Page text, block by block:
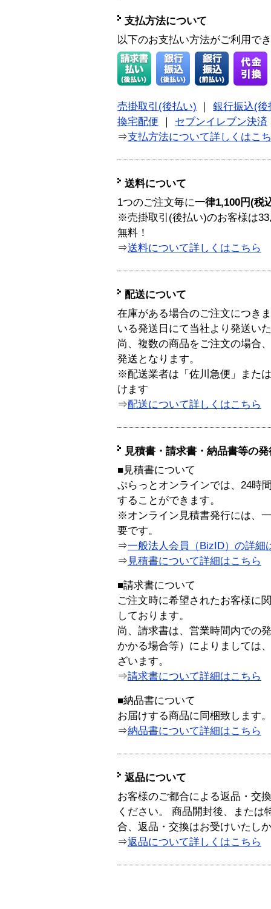
支払方法について
以下のお支払い方法がご利用で
売掛取引(後払い)
銀行振込(後
換宅配便
セブンイレブン決済
⇒支払方法について詳しくはこ
送料について
1つのご注文毎に一律1,100円(税
※売掛取引(後払い)のお客様は
無料！
⇒送料について詳しくはこちら
配送について
在庫がある場合のご注文につき
いる発送日にて当社より発送い
尚、複数の商品をご注文の場合
発送となります。
※配送業者は「佐川急便」また
けます
⇒配送について詳しくはこちら
見積書・請求書・納品書等の
■見積書について
ぷらっとオンラインでは、24時
することができます。
※オンライン見積書発行には、
要です。
⇒一般法人会員（BizID）の詳細
⇒ 見積書について詳細はこちら
■請求書について
ご注文時に希望されたお客様に
しております。
尚、請求書は、営業時間内での
かかる場合等）によりましては
ざいます。
⇒請求書について詳細はこちら
■納品書について
お届けする商品に同梱致します。
⇒納品書について詳細はこちら
返品について
お客様のご都合による返品・交
ください。 商品開封後、または
合、返品・交換はお受けいたし
⇒返品について詳しくはこちら